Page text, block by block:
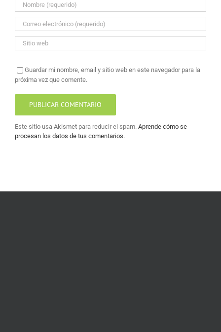
Guardar mi nombre, email y sitio web en este navegador para la
próxima vez que comente.
Este sitio usa Akismet para reducir el spam. Aprende cómo se
procesan los datos de tus comentarios.